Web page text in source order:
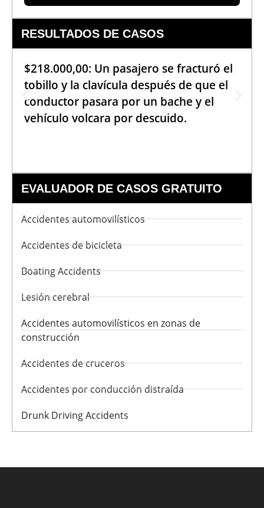
RESULTADOS DE CASOS
$218.000,00: Un pasajero se fracturó el
tobillo y la clavícula después de que el
conductor pasara por un bache y el
vehículo volcara por descuido.
EVALUADOR DE CASOS GRATUITO
Accidentes automovilísticos
Accidentes de bicicleta
Boating Accidents
Lesión cerebral
Accidentes automovilísticos en zonas de
construcción
Accidentes de cruceros
Accidentes por conducción distraída
Drunk Driving Accidents